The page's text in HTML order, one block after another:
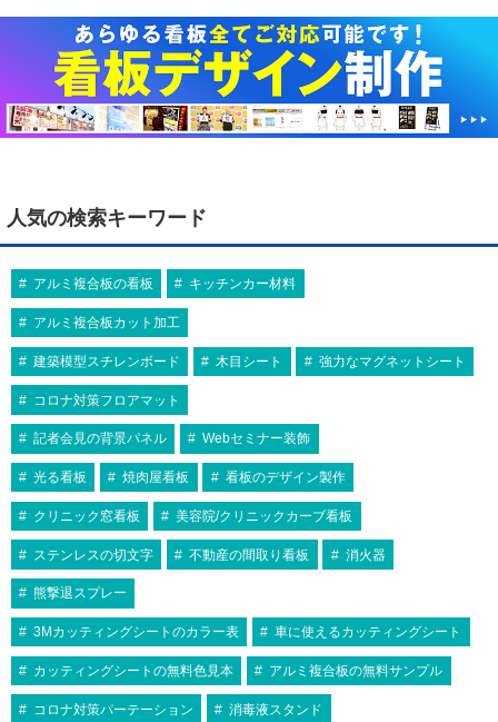
人気の検索キーワード
アルミ複合板の看板 キッチンカー材料
アルミ複合板カット加工
建築模型スチレンボード 木目シート 強力なマグネットシート
コロナ対策フロアマット
記者会見の背景パネル Webセミナー装飾
光る看板 焼肉屋看板 看板のデザイン製作
クリニック窓看板 美容院/クリニックカーブ看板
ステンレスの切文字 不動産の間取り看板 消火器
熊撃退スプレー
3Mカッティングシートのカラー表 車に使えるカッティングシート
カッティングシートの無料色見本 アルミ複合板の無料サンプル
コロナ対策パーテーション 消毒液スタンド